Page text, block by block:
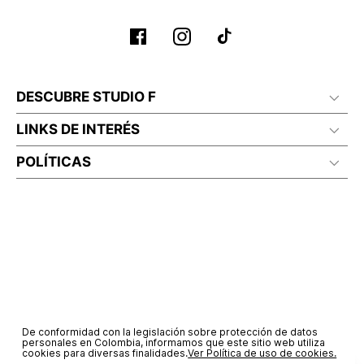
DESCUBRE STUDIO F
LINKS DE INTERÉS
POLÍTICAS
De conformidad con la legislación sobre protección de datos
personales en Colombia, informamos que este sitio web utiliza
cookies para diversas finalidades.Ver Política de uso de cookies.